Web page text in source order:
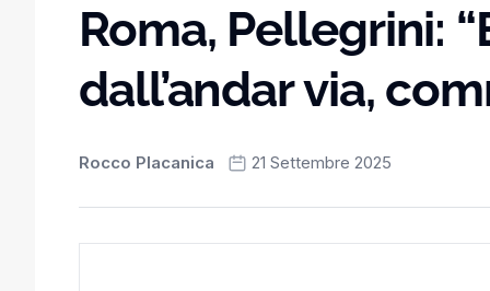
Roma, Pellegrini:
dall’andar via,
Rocco Placanica 21 Settembre 2025